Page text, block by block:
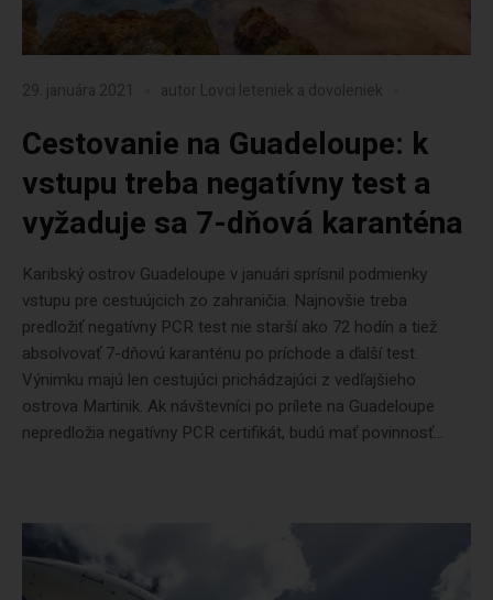
29. januára 2021 autor Lovci leteniek a dovoleniek
Cestovanie na Guadeloupe: k
vstupu treba negatívny test a
vyžaduje sa 7-dňová karanténa
Karibský ostrov Guadeloupe v januári sprísnil podmienky
vstupu pre cestuújcich zo zahraničia. Najnovšie treba
predložiť negatívny PCR test nie starší ako 72 hodín a tiež
absolvovať 7-dňovú karanténu po príchode a ďalší test.
Výnimku majú len cestujúci prichádzajúci z vedľajšieho
ostrova Martinik. Ak návštevníci po prílete na Guadeloupe
nepredložia negatívny PCR certifikát, budú mať povinnosť...